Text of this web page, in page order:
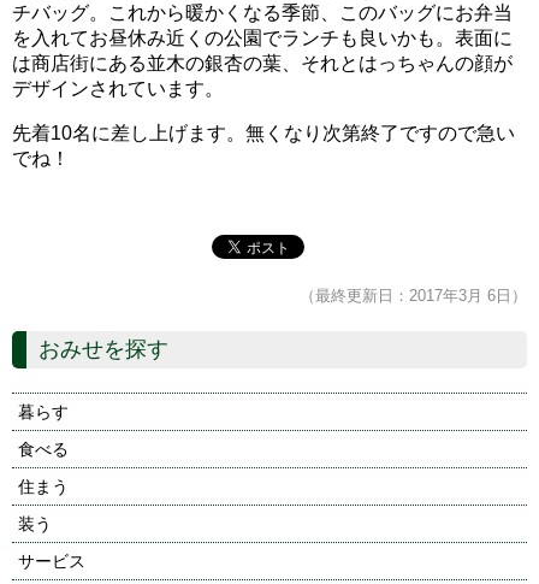
チバッグ。これから暖かくなる季節、このバッグにお弁当
を入れてお昼休み近くの公園でランチも良いかも。表面に
は商店街にある並木の銀杏の葉、それとはっちゃんの顔が
デザインされています。
先着10名に差し上げます。無くなり次第終了ですので急い
でね！
（最終更新日：2017年3月 6日）
おみせを探す
暮らす
食べる
住まう
装う
サービス